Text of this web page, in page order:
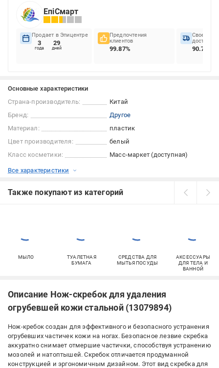
ЕпіСмарт
Продает в Эпицентре
3
года
29
дней
Предпочтения
клиентов
99.87%
доставок
90.79%
Основные характеристики
Страна-производитель:
Китай
Бренд:
Другое
Материал:
пластик
Цвет производителя:
белый
Класс косметики:
Масс-маркет (доступная)
Все характеристики
Также покупают из категорий
МЫЛО
ТУАЛЕТНАЯ
БУМАГА
СРЕДСТВА ДЛЯ
МЫТЬЯ ПОСУДЫ
АКСЕССУАРЫ
ДЛЯ ТЕЛА И
ВАННОЙ
Описание Нож-скребок для удаления
огрубевшей кожи стальной (13079894)
Нож-кребок создан для эффективного и безопасного устранения
огрубевших частичек кожи на ногах. Безопасное лезвие скребка
аккуратно снимает отмершие частички, способствуя устранению
мозолей и натоптышей. Скребок отличается продуманной
конструкцией и эргономичным дизайном. Этот вид скребка для